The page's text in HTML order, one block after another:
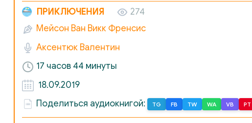
ПРИКЛЮЧЕНИЯ
274
Мейсон Ван Викк Френсис
Аксентюк Валентин
17 часов 44 минуты
18.09.2019
Поделиться аудиокнигой:
TG FB TW WA VB PT